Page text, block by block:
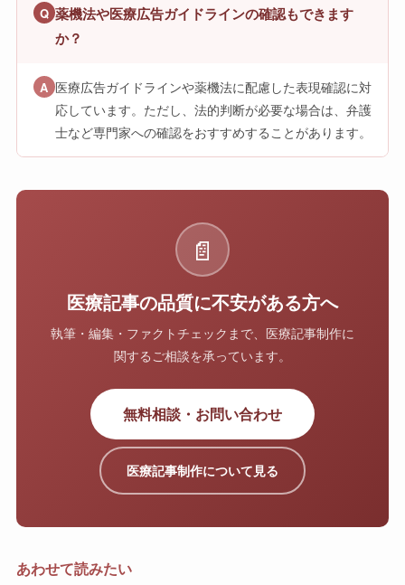
Q 薬機法や医療広告ガイドラインの確認もできます
か？
A 医療広告ガイドラインや薬機法に配慮した表現確認に対
応しています。ただし、法的判断が必要な場合は、弁護
士など専門家への確認をおすすめすることがあります。
📄
医療記事の品質に不安がある方へ
執筆・編集・ファクトチェックまで、医療記事制作に
関するご相談を承っています。
無料相談・お問い合わせ
医療記事制作について見る
あわせて読みたい